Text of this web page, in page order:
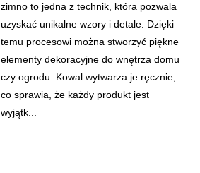
zimno to jedna z technik, która pozwala
uzyskać unikalne wzory i detale. Dzięki
temu procesowi można stworzyć piękne
elementy dekoracyjne do wnętrza domu
czy ogrodu. Kowal wytwarza je ręcznie,
co sprawia, że każdy produkt jest
wyjątk...